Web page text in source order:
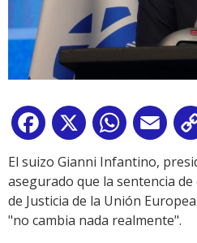
Facebook
X WhatsApp
El suizo Gianni Infantino,
asegurado que la sentencia
de Justicia de la Unión
"no cambia nada realmente".